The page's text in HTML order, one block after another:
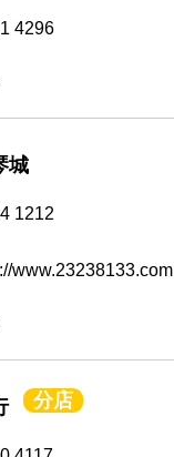
4296
城
1212
www.23238133.com
分店